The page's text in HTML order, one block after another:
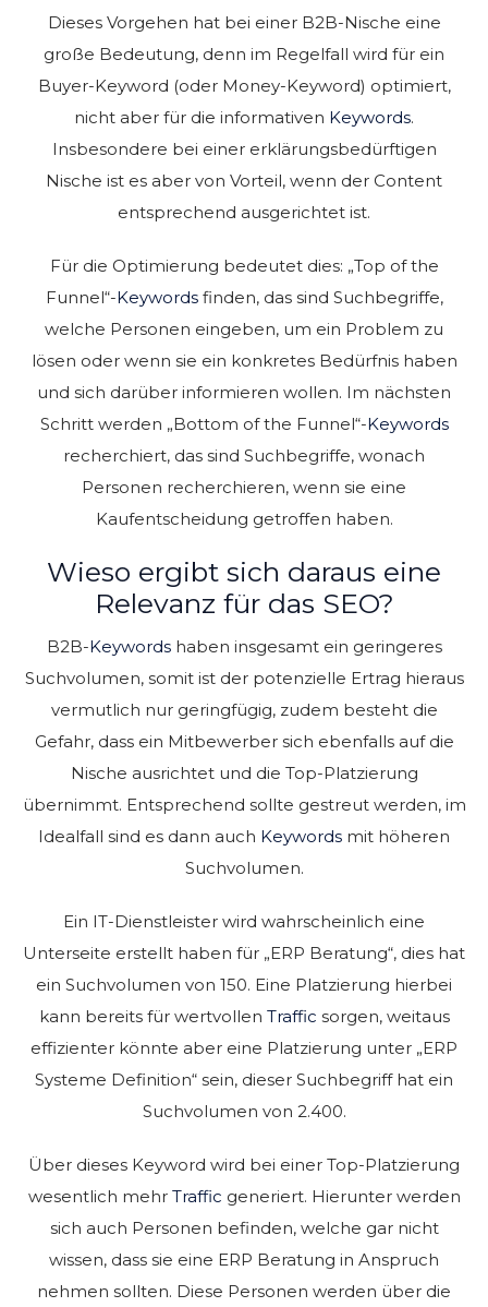
Dieses Vorgehen hat bei einer B2B-Nische eine
große Bedeutung, denn im Regelfall wird für ein
Buyer-Keyword (oder Money-Keyword) optimiert,
nicht aber für die informativen Keywords.
Insbesondere bei einer erklärungsbedürftigen
Nische ist es aber von Vorteil, wenn der Content
entsprechend ausgerichtet ist.
Für die Optimierung bedeutet dies: „Top of the
Funnel“-Keywordsfinden, das sind Suchbegriffe,
welche Personen eingeben, um ein Problem zu
lösen oder wenn sie ein konkretes Bedürfnis haben
und sich darüber informieren wollen. Im nächsten
Schritt werden „Bottom of the Funnel“-Keywords
recherchiert, das sind Suchbegriffe, wonach
Personen recherchieren, wenn sie eine
Kaufentscheidung getroffen haben.
Wieso ergibt sich daraus eine
Relevanz für das SEO?
B2B-Keywordshaben insgesamt ein geringeres
Suchvolumen, somit ist der potenzielle Ertrag hieraus
vermutlich nur geringfügig, zudem besteht die
Gefahr, dass ein Mitbewerber sich ebenfalls auf die
Nische ausrichtet und die Top-Platzierung
übernimmt. Entsprechend sollte gestreut werden, im
Idealfall sind es dann auch Keywords mit höheren
Suchvolumen.
Ein IT-Dienstleister wird wahrscheinlich eine
Unterseite erstellt haben für „ERP Beratung“, dies hat
ein Suchvolumen von 150. Eine Platzierung hierbei
kann bereits für wertvollen Traffic sorgen, weitaus
effizienter könnte aber eine Platzierung unter „ERP
Systeme Definition“ sein, dieser Suchbegriff hat ein
Suchvolumen von 2.400.
Über dieses Keyword wird bei einer Top-Platzierung
wesentlich mehr Traffic generiert. Hierunter werden
sich auch Personen befinden, welche gar nicht
wissen, dass sie eine ERP Beratung in Anspruch
nehmen sollten. Diese Personen werden über die